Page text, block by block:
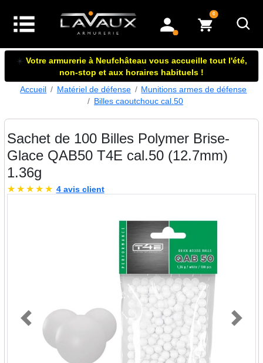
mon compte
0articles dans le panier
☀️ Votre armurerie à Neufchâteau vous accueille tout l'été,
non-stop et aux horaires habituels !
Accueil
Matériel de défense
Munitions armes de défense
Billes caoutchouc cal.50
Sachet de 100 Billes Polymer Brise-
Glace QAB50 T4E cal.50 (12.7mm)
1.36g
★ ★ ★ ★ ★ 4 avis client
Previous Next